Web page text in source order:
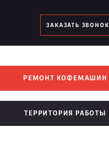
ЗАКАЗАТЬ ЗВОНОК
РЕМОНТ КОФЕМАШИН
ТЕРРИТОРИЯ РАБОТЫ